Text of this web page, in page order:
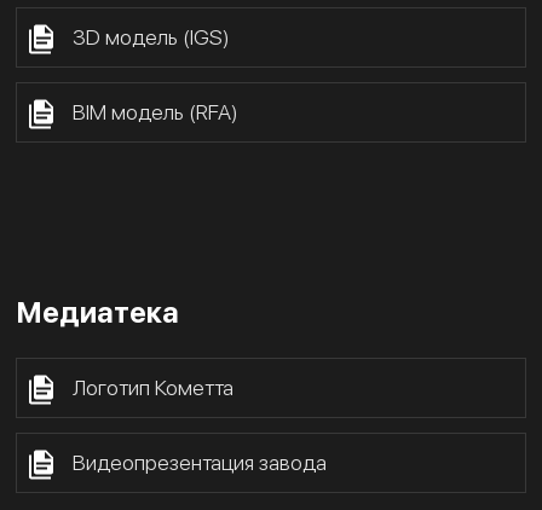
3D модель (IGS)
BIM модель (RFA)
Медиатека
Логотип Кометта
Видеопрезентация завода